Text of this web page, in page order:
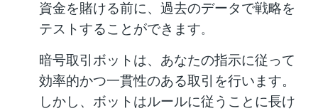
資金を賭ける前に、過去のデータで戦略を
テストすることができます。
暗号取引ボットは、あなたの指示に従って
効率的かつ一貫性のある取引を行います。
しかし、ボットはルールに従うことに長け